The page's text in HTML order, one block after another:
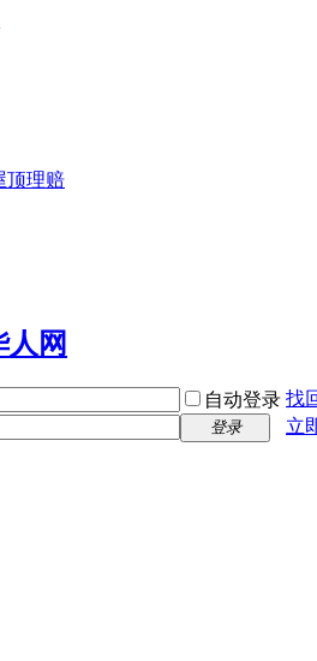
自动登录 找
登录
立